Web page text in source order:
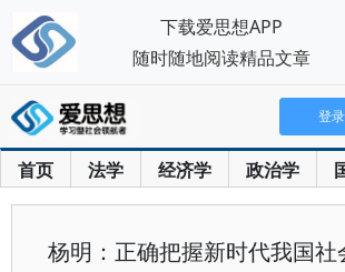
首页 法学 经济学 政治学
登录
杨明：正确把握新时代我国社
下载爱思想APP
随时随地阅读精品文章